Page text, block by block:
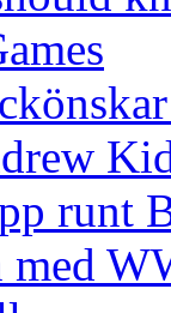
runt
med